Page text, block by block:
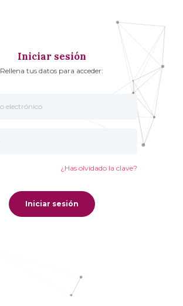
Iniciar sesión
Rellena tus datos para acceder:
¿Has olvidado la clave?
Iniciar sesión